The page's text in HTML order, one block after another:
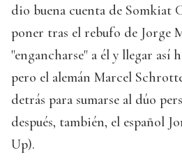
dio buena cuenta de Somkiat
poner tras el rebufo de Jorge
"engancharse" a él y llegar así
pero el alemán Marcel
detrás para sumarse al dúo
después, también, el español
Up).